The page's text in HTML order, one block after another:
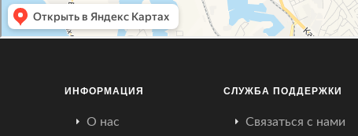
ИНФОРМАЦИЯ
О нас
СЛУЖБА ПОДДЕРЖКИ
Связаться с нами